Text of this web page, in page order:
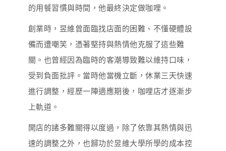
的用餐習慣與時間，他最終決定做咖哩。
創業時，昱維曾面臨找店面的困難、不懂硬體設
備而遭嘲笑，憑著堅持與熱情他克服了這些難
關。也曾經因為臨時的客潮導致難以維持口味，
受到負面批評。當時他當機立斷，休業三天快速
進行調整，經歷一陣適應期後，咖哩店才逐漸步
上軌道。
開店的諸多難關得以度過，除了依靠其熱情與迅
速的調整之外，也歸功於昱維大學所學的成本控